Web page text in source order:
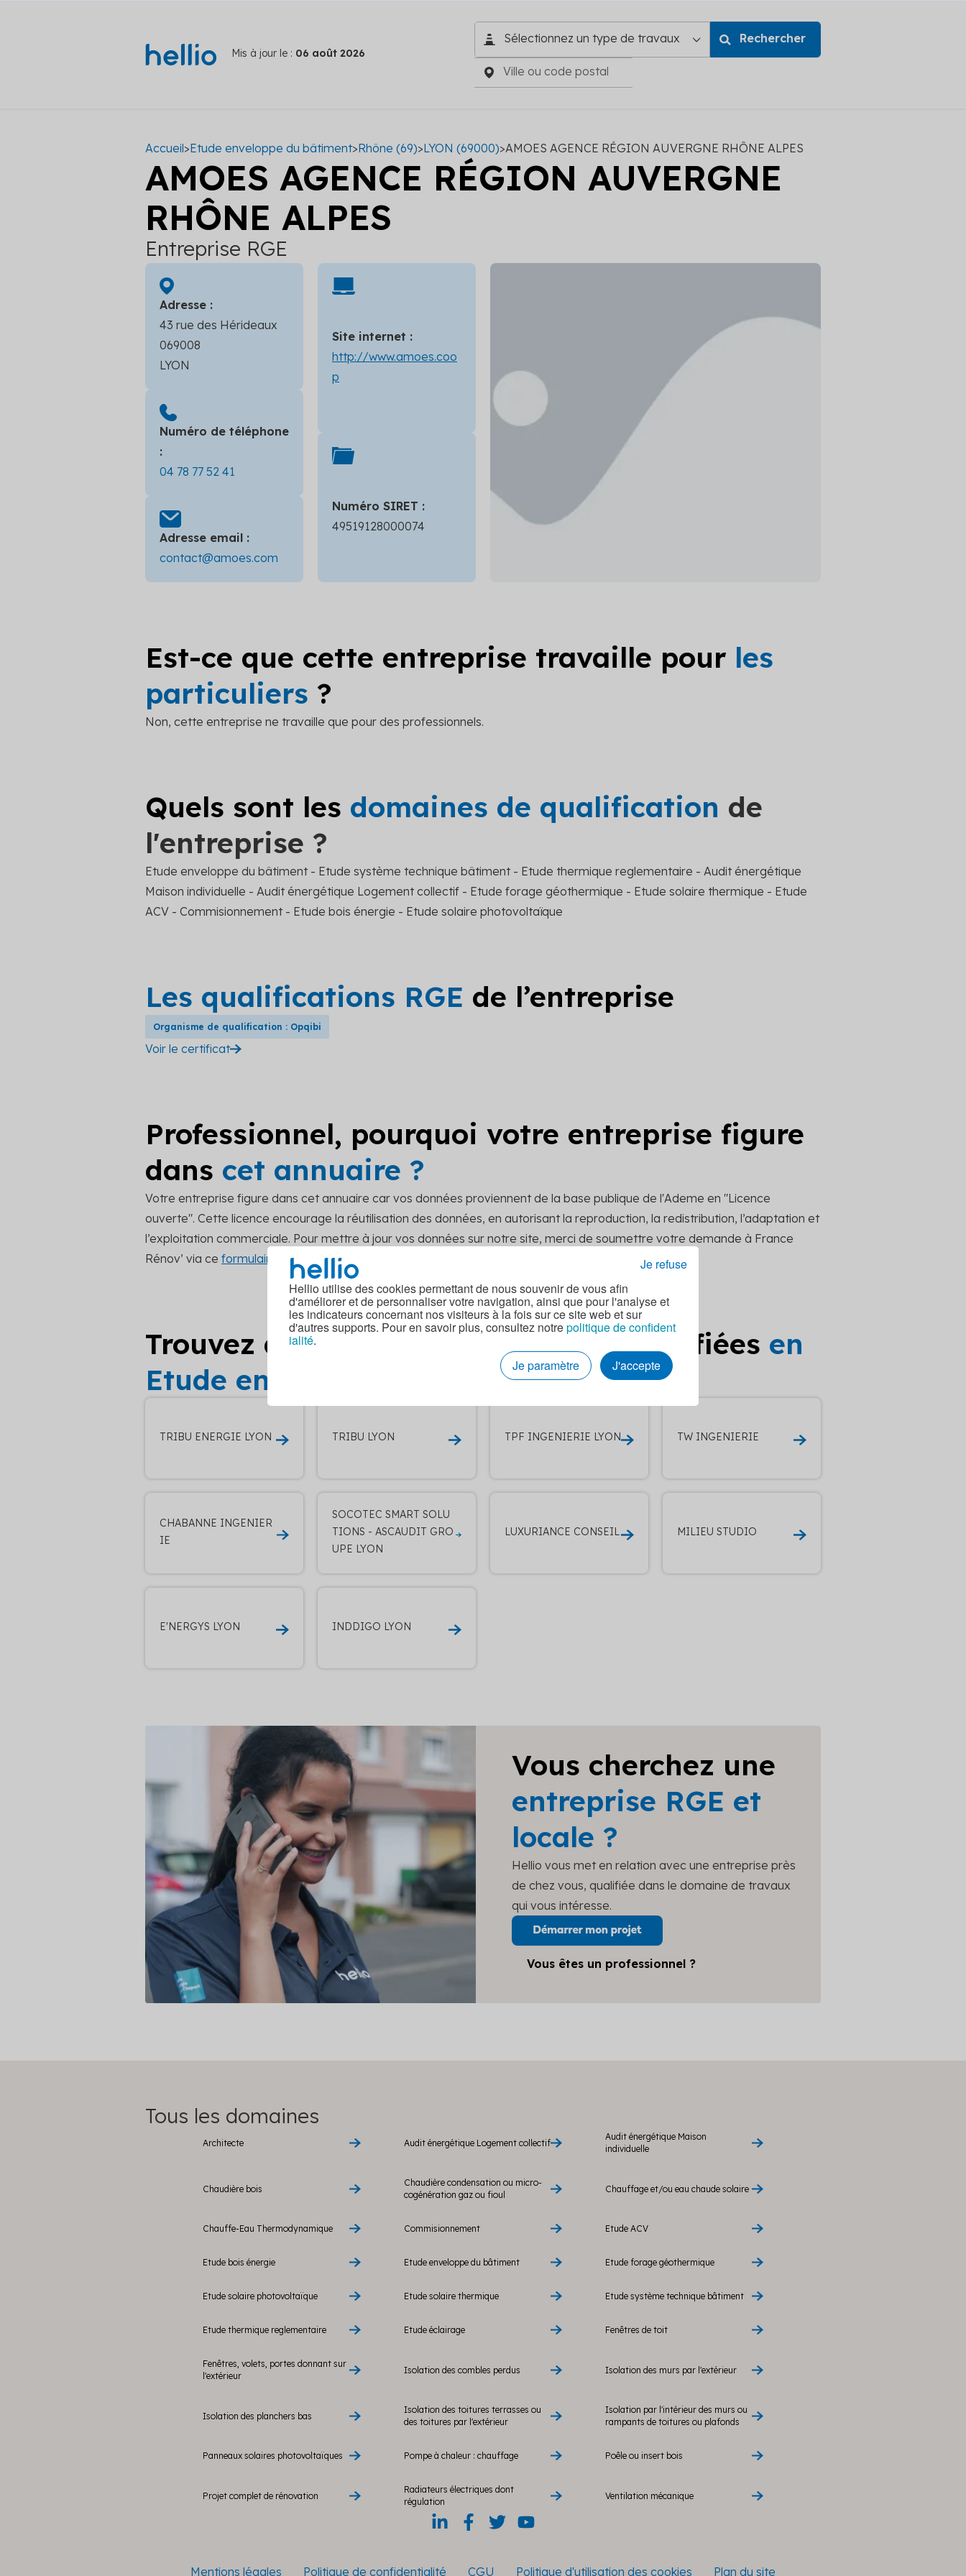
Hellio utilise des cookies permettant de nous souvenir de vous afin
d'améliorer et de personnaliser votre navigation, ainsi que pour l'analyse et
les indicateurs concernant nos visiteurs à la fois sur ce site web et sur
d'autres supports. Pour en savoir plus, consultez notrepolitique de confident
ialité.
Je paramètre
J'accepte
Je refuse
Mis à jour le : 06 août 2026
Accueil>Etude enveloppe du bâtiment>Rhône (69)>LYON (69000)>AMOES AGENCE RÉGION AUVERGNE RHÔNE ALPES
AMOES AGENCE RÉGION AUVERGNE
RHÔNE ALPES
Entreprise RGE
Adresse :
43 rue des Hérideaux
069008
LYON
Numéro de téléphone
:
04 78 77 52 41
Adresse email :
contact@amoes.com
Site internet :
http://www.amoes.coo
p
Numéro SIRET :
49519128000074
Est-ce que cette entreprise travaille pour les
particuliers ?
Non, cette entreprise ne travaille que pour des professionnels.
Quels sont les domaines de qualification de
l'entreprise ?
Etude enveloppe du bâtiment - Etude système technique bâtiment - Etude thermique reglementaire - Audit énergétique
Maison individuelle - Audit énergétique Logement collectif - Etude forage géothermique - Etude solaire thermique - Etude
ACV - Commisionnement - Etude bois énergie - Etude solaire photovoltaïque
Les qualifications RGE de l’entreprise
Organisme de qualification : Opqibi
Voir le certificat
Professionnel, pourquoi votre entreprise figure
dans cet annuaire ?
Votre entreprise figure dans cet annuaire car vos données proviennent de la base publique de l'Ademe en "Licence
ouverte". Cette licence encourage la réutilisation des données, en autorisant la reproduction, la redistribution, l’adaptation et
l’exploitation commerciale. Pour mettre à jour vos données sur notre site, merci de soumettre votre demande à France
Rénov’ via ce formulaire de contact.
Trouvez d’autres entreprises RGE qualifiées en
Etude enveloppe du bâtiment à LYON
TRIBU ENERGIE LYON TRIBU LYON TPF INGENIERIE LYON TW INGENIERIE
CHABANNE INGENIER
IE
SOCOTEC SMART SOLU
TIONS - ASCAUDIT GRO
UPE LYON
LUXURIANCE CONSEIL MILIEU STUDIO
E'NERGYS LYON INDDIGO LYON
Vous cherchez une
entreprise RGE et
locale ?
Hellio vous met en relation avec une entreprise près
de chez vous, qualifiée dans le domaine de travaux
qui vous intéresse.
Vous êtes un professionnel ?
Tous les domaines
Architecte Audit énergétique Logement collectif
Audit énergétique Maison
individuelle
Chaudière bois
Chaudière condensation ou micro-
cogénération gaz ou fioul
Chauffage et/ou eau chaude solaire
Chauffe-Eau Thermodynamique Commisionnement Etude ACV
Etude bois énergie Etude enveloppe du bâtiment Etude forage géothermique
Etude solaire photovoltaïque Etude solaire thermique Etude système technique bâtiment
Etude thermique reglementaire Etude éclairage Fenêtres de toit
Fenêtres, volets, portes donnant sur
l'extérieur
Isolation des combles perdus Isolation des murs par l'extérieur
Isolation des planchers bas
Isolation des toitures terrasses ou
des toitures par l'extérieur
Isolation par l'intérieur des murs ou
rampants de toitures ou plafonds
Panneaux solaires photovoltaïques Pompe à chaleur : chauffage Poêle ou insert bois
Projet complet de rénovation
Radiateurs électriques dont
régulation
Ventilation mécanique
Mentions légales Politique de confidentialité CGU Politique d'utilisation des cookies Plan du site